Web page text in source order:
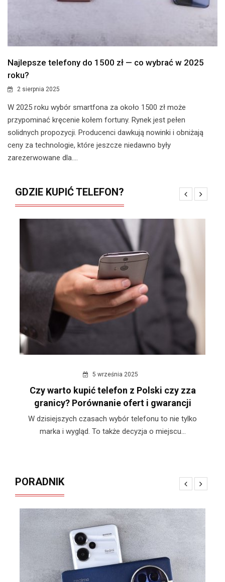
Najlepsze telefony do 1500 zł — co wybrać w 2025
roku?
2 sierpnia 2025
W 2025 roku wybór smartfona za około 1500 zł może
przypominać kręcenie kołem fortuny. Rynek jest pełen
solidnych propozycji. Producenci dawkują nowinki i obniżają
ceny za technologie, które jeszcze niedawno były
zarezerwowane dla....
GDZIE KUPIĆ TELEFON?
5 września 2025
Czy warto kupić telefon z Polski czy zza
granicy? Porównanie ofert i gwarancji
W dzisiejszych czasach wybór telefonu to nie tylko
marka i wygląd. To także decyzja o miejscu...
PORADNIK